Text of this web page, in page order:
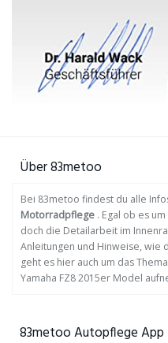
Über 83metoo
Bei 83metoo findest du alle
Motorradpflege . Egal ob es
doch die Detailarbeit im
Anleitungen und Hinweise, wie
geht es hier auch um das Thema
Yamaha FZ8 2015er Model
83metoo Autopflege App